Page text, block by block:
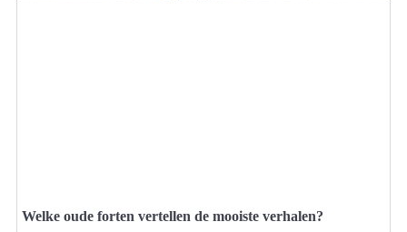
Welke oude forten vertellen de mooiste verhalen?